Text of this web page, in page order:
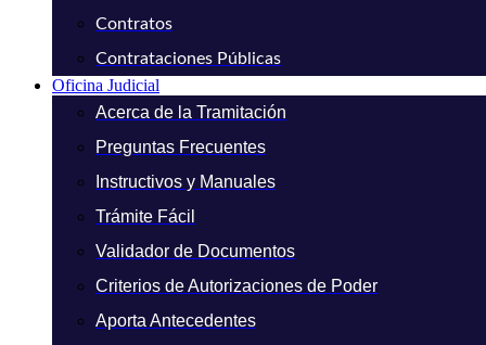
Contratos
Contrataciones Públicas
Oficina Judicial
Acerca de la Tramitación
Preguntas Frecuentes
Instructivos y Manuales
Trámite Fácil
Validador de Documentos
Criterios de Autorizaciones de Poder
Aporta Antecedentes